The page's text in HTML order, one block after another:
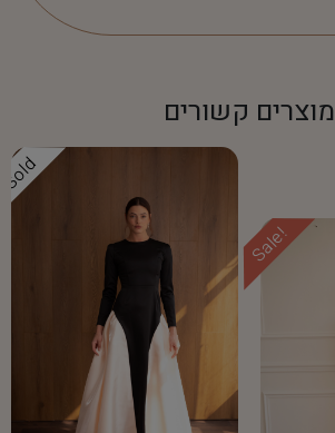
מוצרים קשורים
Sale!
Sold